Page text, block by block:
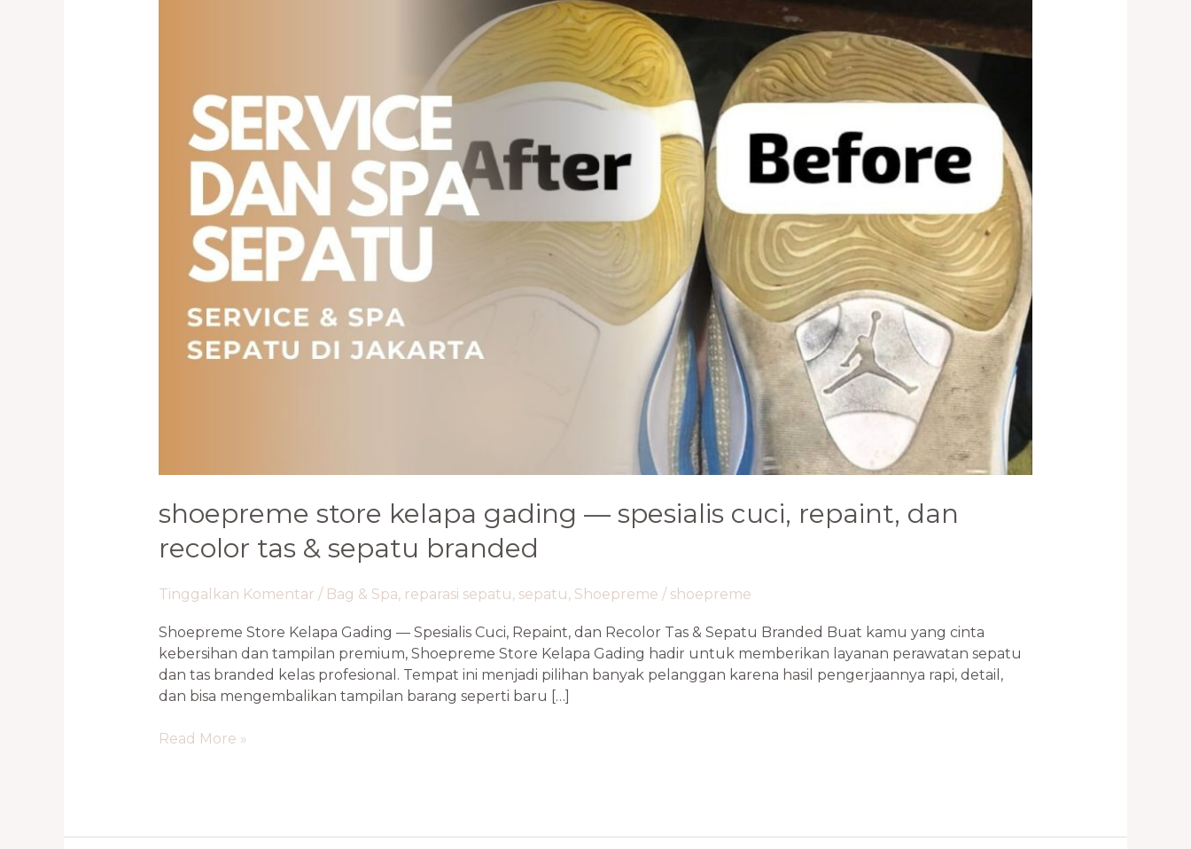
shoepreme store kelapa gading — spesialis cuci, repaint, dan
recolor tas & sepatu branded
Tinggalkan Komentar / Bag & Spa, reparasi sepatu, sepatu, Shoepreme / shoepreme
Shoepreme Store Kelapa Gading — Spesialis Cuci, Repaint, dan Recolor Tas & Sepatu Branded Buat kamu yang cinta
kebersihan dan tampilan premium, Shoepreme Store Kelapa Gading hadir untuk memberikan layanan perawatan sepatu
dan tas branded kelas profesional. Tempat ini menjadi pilihan banyak pelanggan karena hasil pengerjaannya rapi, detail,
dan bisa mengembalikan tampilan barang seperti baru […]
Spesialis
Repaint,
Sepatu
Branded
Read More »